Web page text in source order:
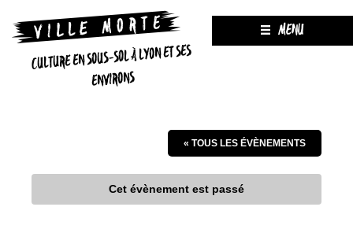
CULTURE EN SOUS-SOL À LYON ET SES
ENVIRONS
MENU
« TOUS LES ÉVÈNEMENTS
Cet évènement est passé